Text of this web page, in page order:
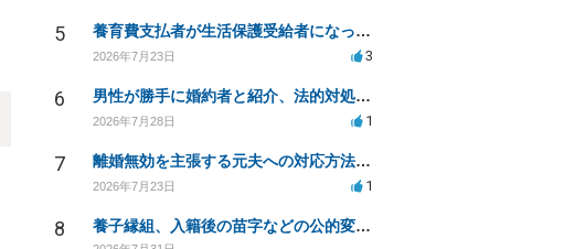
5 養育費支払者が生活保護受給者になった場合の支払い可否
2026年7月23日 3
6 男性が勝手に婚約者と紹介、法的対処は可能ですか？
2026年7月28日 1
7 離婚無効を主張する元夫への対応方法と注意点
2026年7月23日 1
8 養子縁組、入籍後の苗字などの公的変更手続きについて。